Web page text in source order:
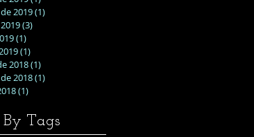
2019(1)
(3)
(1)
(1)
2018(1)
2018(1)
(1)
By Tags